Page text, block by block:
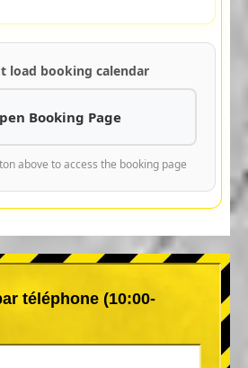
load booking calendar
Booking Page
above to access the booking page
téléphone (10:00-